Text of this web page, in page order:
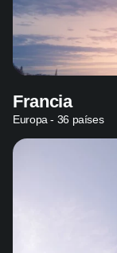
Francia
Europa - 36 países